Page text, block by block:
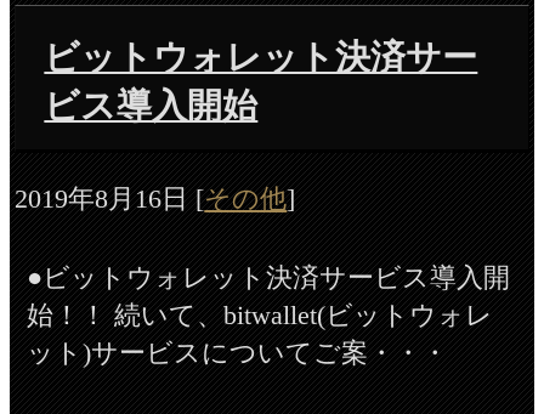
ビットウォレット決済サー
ビス導入開始
2019年8月16日[その他]
●ビットウォレット決済サービス導入開
始！！ 続いて、bitwallet(ビットウォレ
ット)サービスについてご案・・・